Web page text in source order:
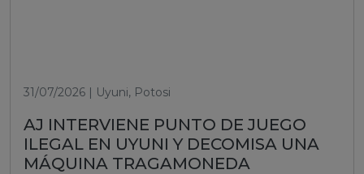
31/07/2026 | Uyuni, Potosi
AJ INTERVIENE PUNTO DE JUEGO
ILEGAL EN UYUNI Y DECOMISA UNA
MÁQUINA TRAGAMONEDA